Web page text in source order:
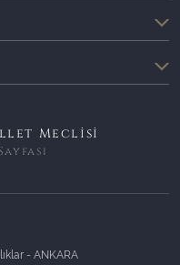
Meclisi
- ANKARA